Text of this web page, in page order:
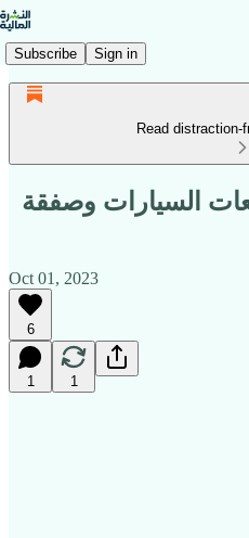
Subscribe Sign in
Read
السيارات وصفقة
Oct 01, 2023
6
1 1